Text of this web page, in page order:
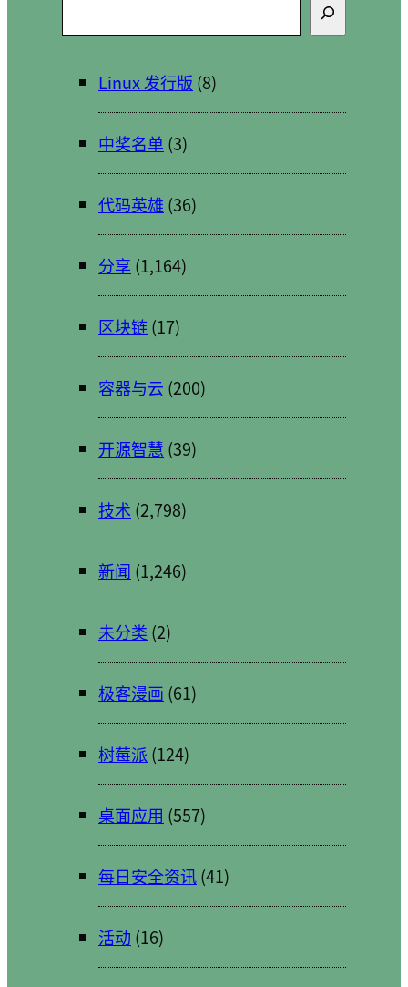
索
Linux 发行版 (8)
中奖名单 (3)
代码英雄 (36)
分享 (1,164)
区块链(17)
容器与云 (200)
开源智慧 (39)
技术 (2,798)
新闻 (1,246)
未分类 (2)
极客漫画 (61)
树莓派 (124)
桌面应用 (557)
每日安全资讯(41)
活动 (16)